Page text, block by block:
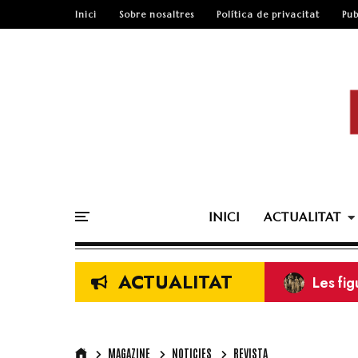
Inici Sobre nosaltres Política de privacitat
INICI ACTUALITAT
ACTUALITAT Els
MAGAZINE NOTICIES REVISTA